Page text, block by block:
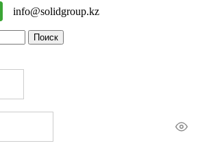
info@solidgroup.kz
Поиск